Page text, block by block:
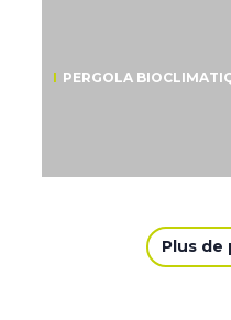
PERGOLA
Plus de